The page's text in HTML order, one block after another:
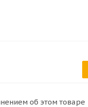
об этом товаре